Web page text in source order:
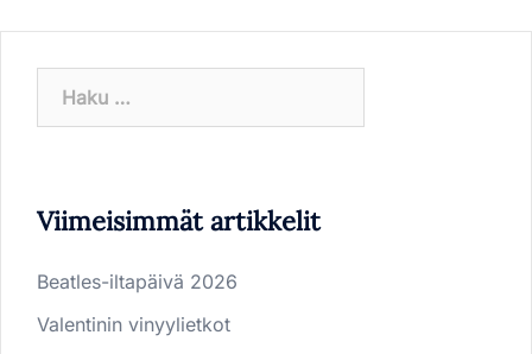
Viimeisimmät artikkelit
Beatles-iltapäivä 2026
Valentinin vinyylietkot